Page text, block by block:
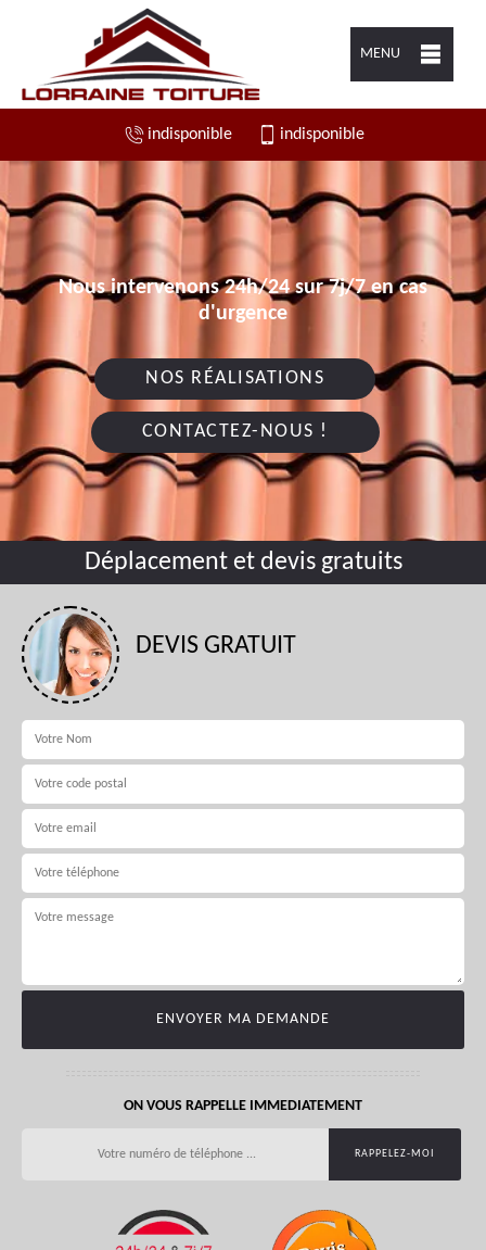
MENU
indisponible indisponible
Nous intervenons 24h/24 sur 7j/7 en cas
d'urgence
NOS RÉALISATIONS
CONTACTEZ-NOUS !
Déplacement et devis gratuits
DEVIS GRATUIT
ON VOUS RAPPELLE IMMEDIATEMENT